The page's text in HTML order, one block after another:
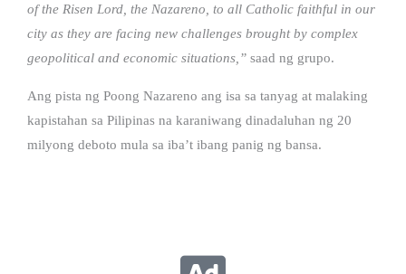
of the Risen Lord, the Nazareno, to all Catholic faithful in our
city as they are facing new challenges brought by complex
geopolitical and economic situations,” saad ng grupo.
Ang pista ng Poong Nazareno ang isa sa tanyag at malaking
kapistahan sa Pilipinas na karaniwang dinadaluhan ng 20
milyong deboto mula sa iba’t ibang panig ng bansa.